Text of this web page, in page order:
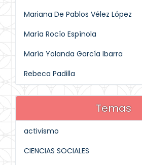
Mariana De Pablos Vélez López
María Rocío Espínola
María Yolanda García Ibarra
Rebeca Padilla
Temas
activismo
CIENCIAS SOCIALES